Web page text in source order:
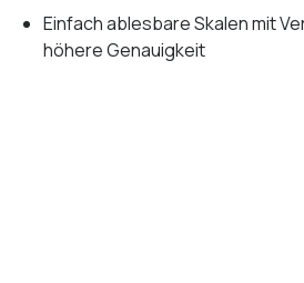
Einfach ablesbare Skalen mit
höhere Genauigkeit